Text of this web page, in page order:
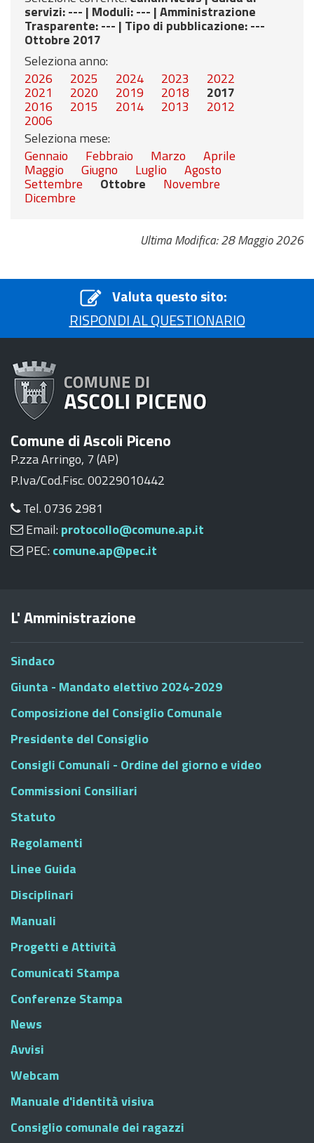
servizi: --- | Moduli: --- |Amministrazione
Trasparente: --- | Tipo di pubblicazione: ---
Ottobre 2017
Seleziona anno:
2026
2025 2024 2023 2022
2021 2020 2019 2018 2017
2016 2015 2014 2013 2012
2006
Seleziona mese:
Gennaio
Febbraio Marzo Aprile
Maggio Giugno Luglio Agosto
Settembre Ottobre Novembre
Dicembre
Ultima Modifica: 28 Maggio 2026
Valuta questo sito:
RISPONDI AL QUESTIONARIO
Comune di Ascoli Piceno
P.zza Arringo, 7 (AP)
P.Iva/Cod.Fisc. 00229010442
Tel. 0736 2981
Email: protocollo@comune.ap.it
PEC: comune.ap@pec.it
L' Amministrazione
Sindaco
Giunta - Mandato elettivo 2024-2029
Composizione del Consiglio Comunale
Presidente del Consiglio
Consigli Comunali - Ordine del giorno e video
Commissioni Consiliari
Statuto
Regolamenti
Linee Guida
Disciplinari
Manuali
Progetti e Attività
Comunicati Stampa
Conferenze Stampa
News
Avvisi
Webcam
Manuale d'identità visiva
Consiglio comunale dei ragazzi